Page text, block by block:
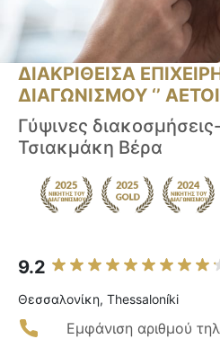
ΔΙΑΚΡΙΘΕΙΣΑ
ΔΙΑΓΩΝΙΣΜΟΥ ‘’ ΑΕΤΟΙ
Γύψινες
Τσιακμάκη Βέρα
9.2
Θεσσαλονίκη, Thessaloníki
Εμφάνιση αριθμού